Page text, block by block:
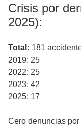
Crisis por
2025):
Total: 181
2019: 25
2022: 25
2023: 42
2025: 17
Cero denuncias